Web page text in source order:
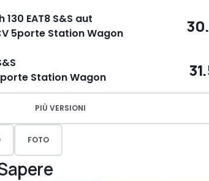
EAT8 S&S aut
5porte Station Wagon
Station Wagon
PIÙ VERSIONI
FOTO